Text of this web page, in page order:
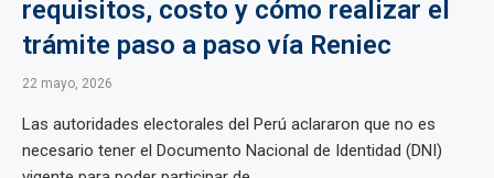
requisitos, costo y cómo realizar el
trámite paso a paso vía Reniec
22 mayo, 2026
Las autoridades electorales del Perú aclararon que no es
necesario tener el Documento Nacional de Identidad (DNI)